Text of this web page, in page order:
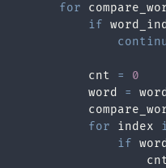
for
if
            cnt
=
0
            word
=
for index
if word